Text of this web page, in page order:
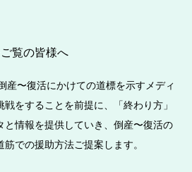
覧の皆様へ
産〜復活にかけての道標を示すメディ
をすることを前提に、「終わり方」
と情報を提供していき、倒産〜復活の
での援助方法ご提案します。